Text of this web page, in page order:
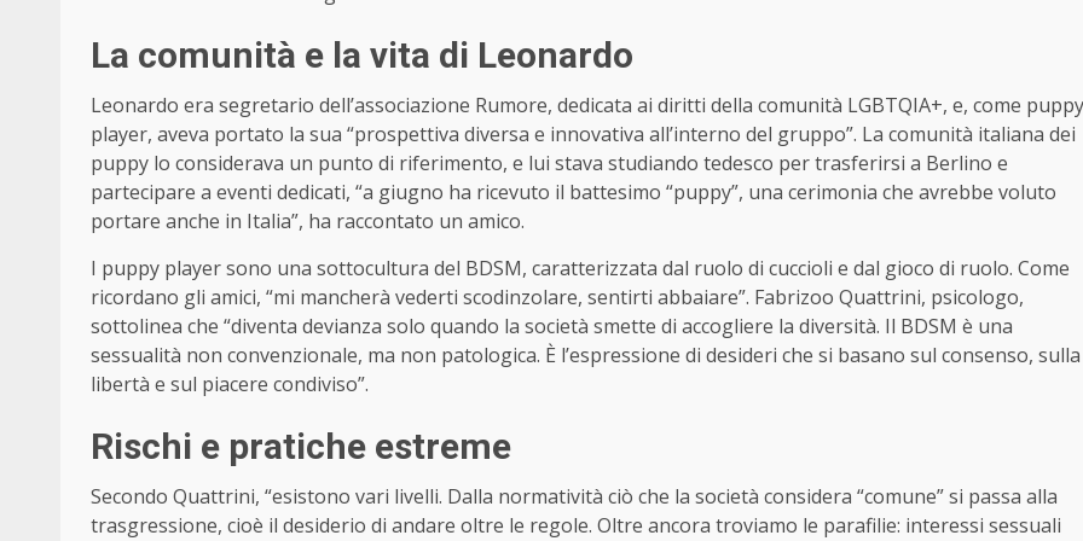
La comunità e la vita di Leonardo
Leonardo era segretario dell’associazione Rumore, dedicata ai diritti della comunità LGBTQIA+, e, come puppy
player, aveva portato la sua “prospettiva diversa e innovativa all’interno del gruppo”. La comunità italiana dei
puppy lo considerava un punto di riferimento, e lui stava studiando tedesco per trasferirsi a Berlino e
partecipare a eventi dedicati, “a giugno ha ricevuto il battesimo “puppy”, una cerimonia che avrebbe voluto
portare anche in Italia”, ha raccontato un amico.
I puppy player sono una sottocultura del BDSM, caratterizzata dal ruolo di cuccioli e dal gioco di ruolo. Come
ricordano gli amici, “mi mancherà vederti scodinzolare, sentirti abbaiare”. Fabrizoo Quattrini, psicologo,
sottolinea che “diventa devianza solo quando la società smette di accogliere la diversità. Il BDSM è una
sessualità non convenzionale, ma non patologica. È l’espressione di desideri che si basano sul consenso, sulla
libertà e sul piacere condiviso”.
Rischi e pratiche estreme
Secondo Quattrini, “esistono vari livelli. Dalla normatività ciò che la società considera “comune” si passa alla
trasgressione, cioè il desiderio di andare oltre le regole. Oltre ancora troviamo le parafilie: interessi sessuali